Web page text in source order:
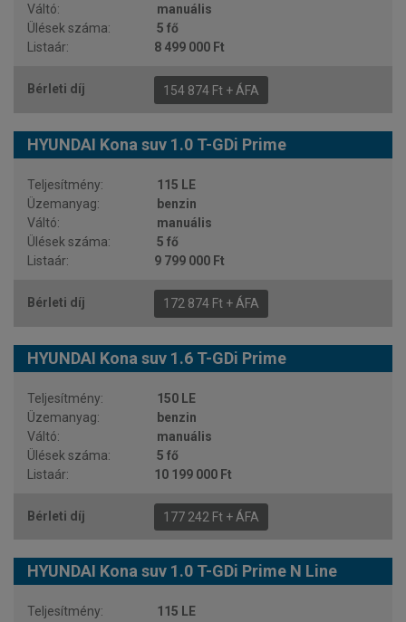
manuális
5 fő
8 499 000 Ft
154 874 Ft + ÁFA
HYUNDAI Kona suv 1.0 T-GDi Prime
115 LE
benzin
manuális
5 fő
9 799 000 Ft
172 874 Ft + ÁFA
HYUNDAI Kona suv 1.6 T-GDi Prime
150 LE
benzin
manuális
5 fő
10 199 000 Ft
177 242 Ft + ÁFA
HYUNDAI Kona suv 1.0 T-GDi Prime N Line
115 LE